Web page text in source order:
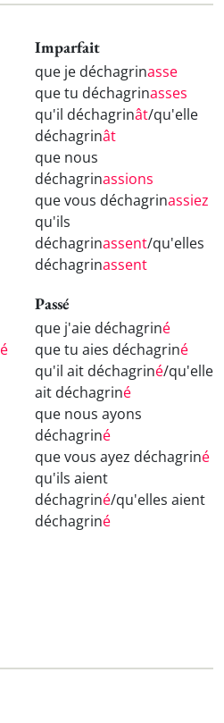
Imparfait
que je déchagrinasse
que tu déchagrinasses
qu'il déchagrinât/qu'elle
déchagrinât
que nous
déchagrinassions
que vous déchagrinassiez
qu'ils
déchagrinassent/qu'elles
déchagrinassent
é
Passé
que j'aie déchagriné
que tu aies déchagriné
qu'il ait déchagriné/qu'elle
ait déchagriné
que nous ayons
déchagriné
que vous ayez déchagriné
qu'ils aient
déchagriné/qu'elles aient
déchagriné